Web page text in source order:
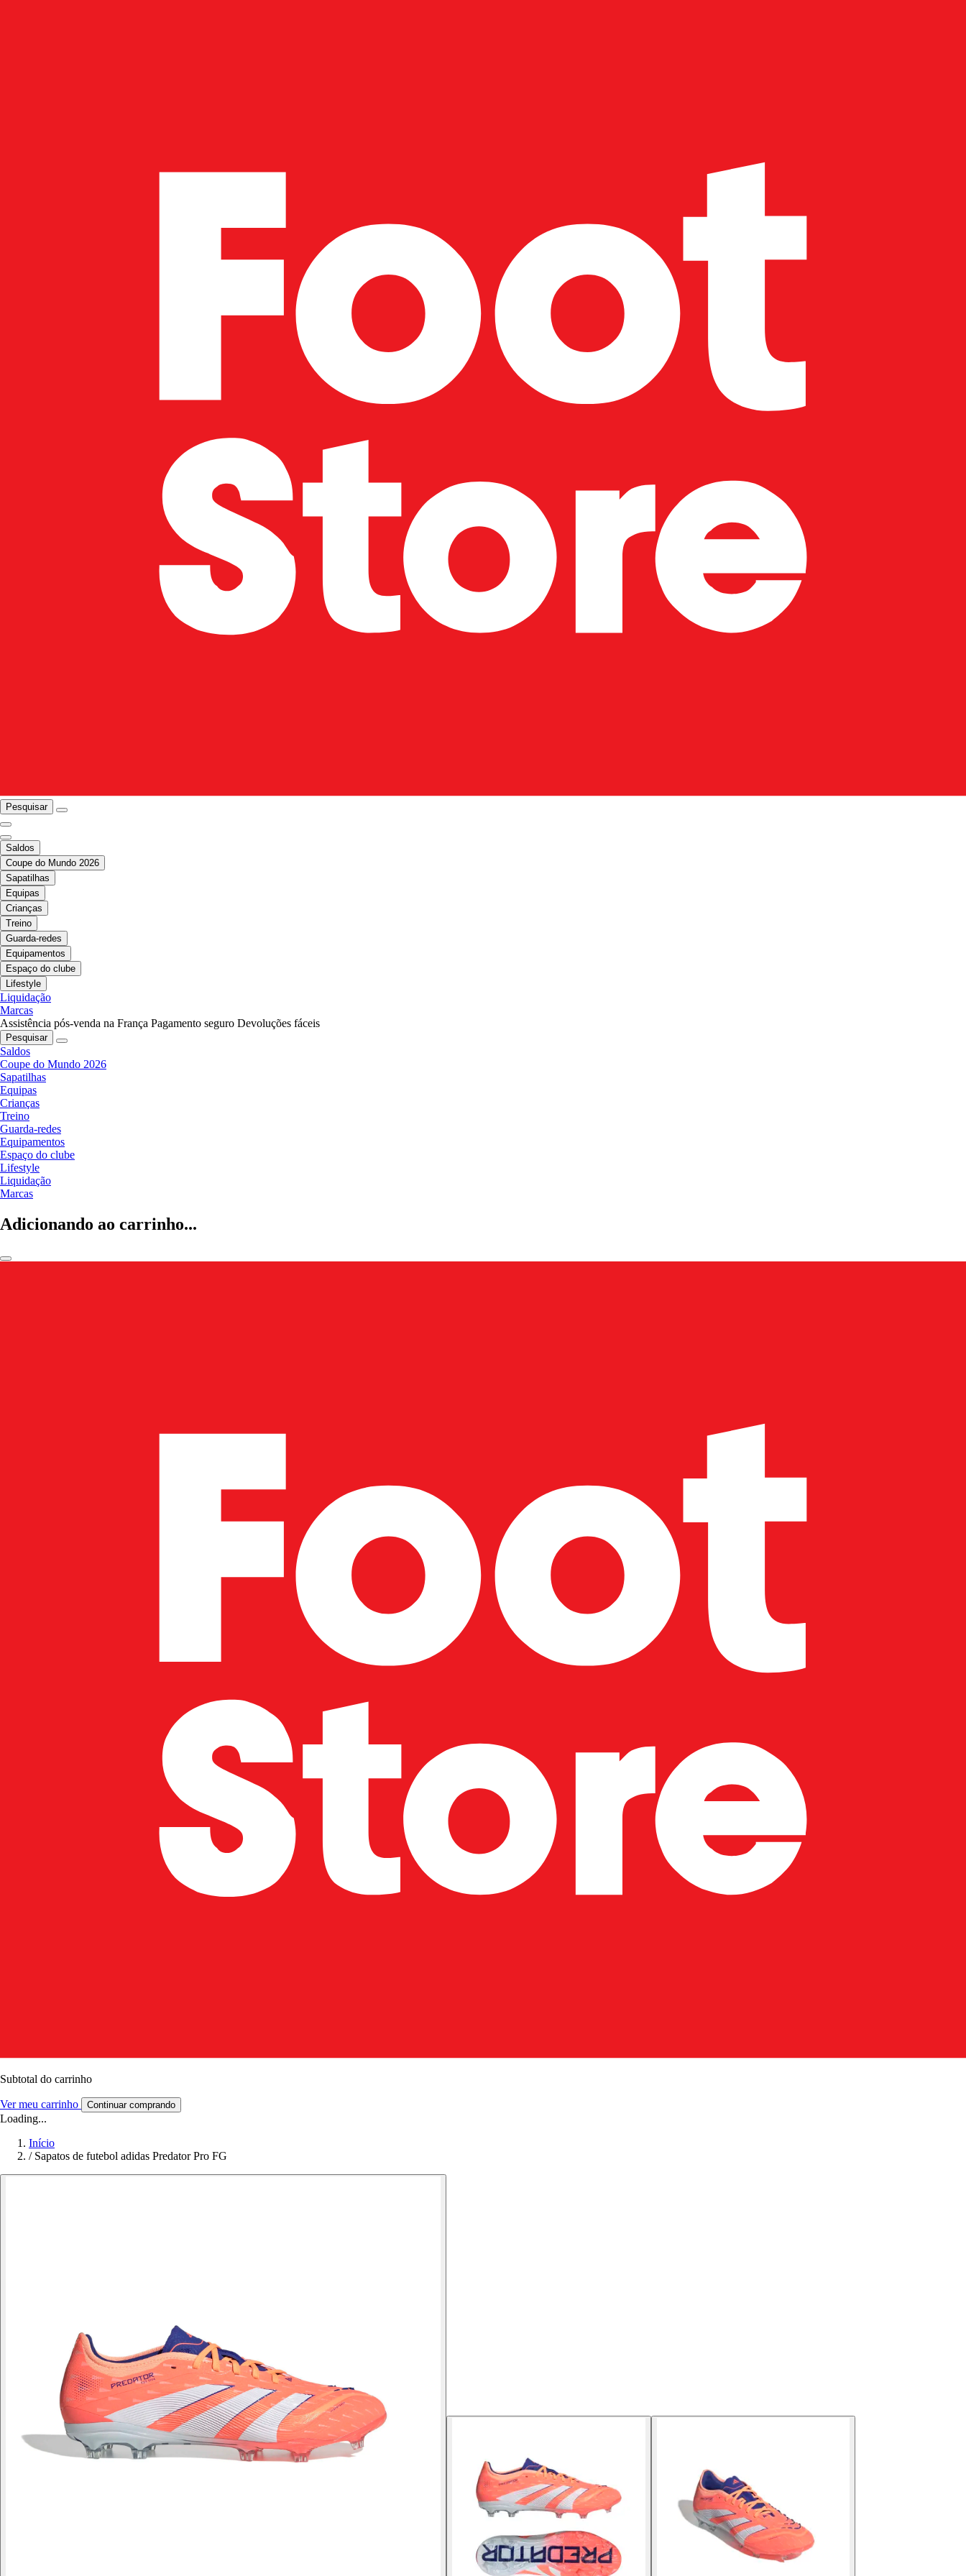
Pesquisar
Saldos
Coupe do Mundo 2026
Sapatilhas
Equipas
Crianças
Treino
Guarda-redes
Equipamentos
Espaço do clube
Lifestyle
Liquidação
Marcas
Assistência pós-venda na França Pagamento seguro Devoluções fáceis
Pesquisar
Saldos
Coupe do Mundo 2026
Sapatilhas
Equipas
Crianças
Treino
Guarda-redes
Equipamentos
Espaço do clube
Lifestyle
Liquidação
Marcas
Adicionando ao carrinho...
Subtotal do carrinho
Ver meu carrinho Continuar comprando
Loading...
Início
/ Sapatos de futebol adidas Predator Pro FG